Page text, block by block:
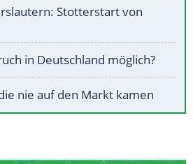
Stotterstart von
in Deutschland möglich?
nie auf den Markt kamen